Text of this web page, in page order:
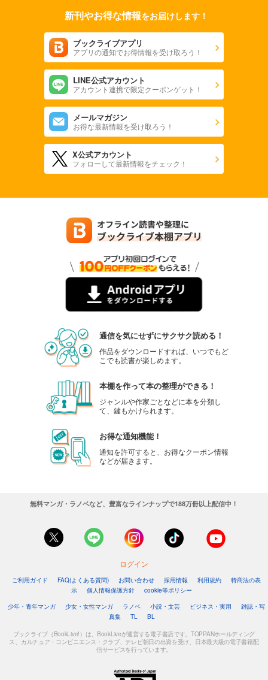
新刊やお得な情報をお届けします！
ブックライブアプリ
アプリの通知でお得情報を受け取ろう！
LINE公式アカウント
アカウント連携で限定クーポンゲット！
メールマガジン
お得な最新情報を受け取ろう！
X公式アカウント
フォローして最新情報をチェック！
通信を気にせずにサクサク読める！
作品をダウンロードすれば、いつでもど
こでも読書が楽しめます。
本棚を作って本の整理ができる！
ジャンルや作家ごとなどに本を分類し
て、鍵もかけられます。
お得な通知機能！
通知を許可すると、お得なクーポン情報
などが届きます。
無料マンガ・ラノベなど、豊富なラインナップで188万冊以上配信中！
ログイン
ご利用ガイド FAQ(よくある質問) お問い合わせ 採用情報 利用規約
特商法の表
示
個人情報保護方針
cookie等ポリシー
少年・青年マンガ
少女・女性マンガ ラノベ 小説・文芸 ビジネス・実用
雑誌・写
真集
TL BL
ブックライブ（BookLive!）は、BookLiveが運営する電子書店です。TOPPANホールディング
ス、カルチュア・コンビニエンス・クラブ、テレビ朝日の出資を受け、日本最大級の電子書籍配
信サービスを行っています。